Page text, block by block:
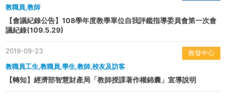
教職員,教師
【會議紀錄公告】108學年度教學單位自我評鑑指導委員會第一次會
議紀錄(109.5.29)
教發中心
教職員工生,教職員,學生,教師,校友及訪客
2019-09-23
【轉知】經濟部智慧財產局「教師授課著作權錦囊」宣導說明